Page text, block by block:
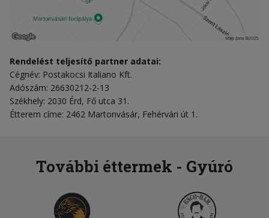
Rendelést teljesítő partner adatai:
Cégnév: Postakocsi Italiano Kft.
Adószám: 26630212-2-13
Székhely: 2030 Érd, Fő utca 31.
Étterem címe: 2462 Martonvásár, Fehérvári út 1.
További éttermek - Gyúró